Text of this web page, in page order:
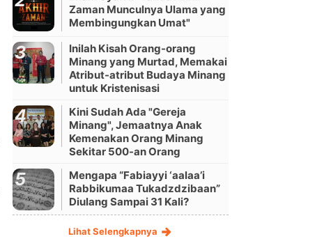
Zaman Munculnya Ulama yang
Membingungkan Umat"
Inilah Kisah Orang-orang
Minang yang Murtad, Memakai
Atribut-atribut Budaya Minang
untuk Kristenisasi
Kini Sudah Ada "Gereja
Minang", Jemaatnya Anak
Kemenakan Orang Minang
Sekitar 500-an Orang
Mengapa “Fabiayyi ‘aalaa’i
Rabbikumaa Tukadzdzibaan”
Diulang Sampai 31 Kali?
Lihat Selengkapnya